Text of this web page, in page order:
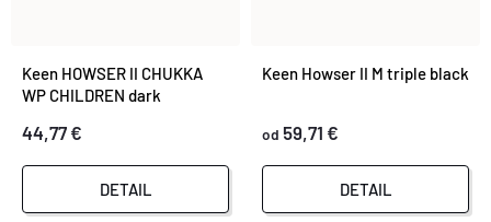
Keen HOWSER II CHUKKA
WP CHILDREN dark
44,77 €
DETAIL
Keen Howser II M triple black
od 59,71 €
DETAIL